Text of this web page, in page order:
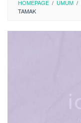
HOMEPAGE / UMUM /
TAMAK